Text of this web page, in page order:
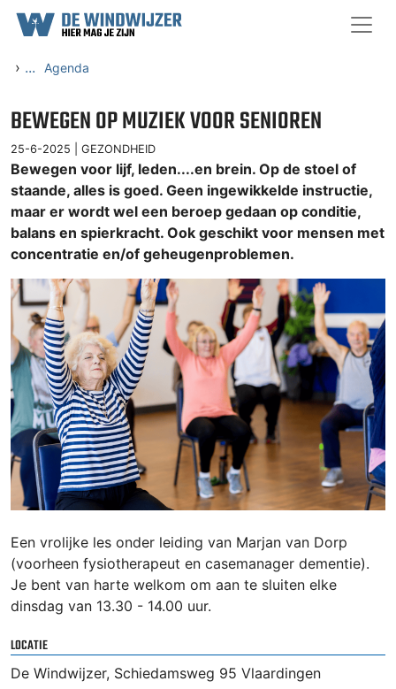
Ga naar content
› ... Agenda
BEWEGEN OP MUZIEK VOOR SENIOREN
25-6-2025 | GEZONDHEID
Bewegen voor lijf, leden....en brein. Op de stoel of
staande, alles is goed. Geen ingewikkelde instructie,
maar er wordt wel een beroep gedaan op conditie,
balans en spierkracht. Ook geschikt voor mensen met
concentratie en/of geheugenproblemen.
Een vrolijke les onder leiding van Marjan van Dorp
(voorheen fysiotherapeut en casemanager dementie).
Je bent van harte welkom om aan te sluiten elke
dinsdag van 13.30 - 14.00 uur.
LOCATIE
De Windwijzer, Schiedamsweg 95 Vlaardingen